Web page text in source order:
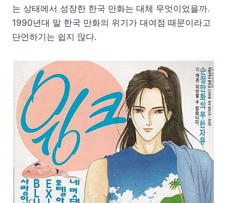
는 상태에서 성장한 한국 만화는 대체 무엇이었을까.
1990년대 말 한국 만화의 위기가 대여점 때문이라고
단언하기는 쉽지 않다.